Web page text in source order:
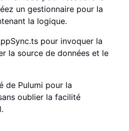
un gestionnaire pour la
la logique.
pour invoquer la
la source de données et le
de Pulumi pour la
oublier la facilité